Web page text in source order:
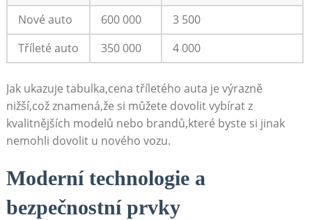
Nové auto 600 000
3 500
Tříleté ‍auto
350 000 4 ⁣000
Jak ukazuje tabulka,cena tříletého‌ auta ⁢je výrazně
nižší,což znamená,že‌ si můžete dovolit ⁤vybírat z‌
kvalitnějších modelů nebo brandů,které byste si jinak
nemohli dovolit u ⁢nového⁤ vozu.
Moderní technologie a
⁣bezpečnostní prvky